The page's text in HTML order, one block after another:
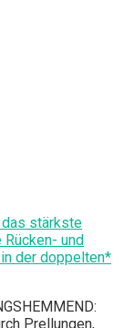
stärkste
und
der doppelten*
Prellungen,